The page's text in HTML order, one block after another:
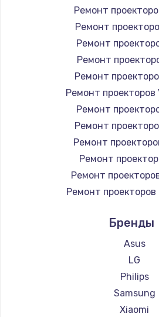
Ремонт
Ремонт
Ремонт
Ремонт
Ремонт
Ремонт проекторов
Ремонт
Ремонт
Ремонт
Ремонт
Ремонт
Ремонт проекторов
Ремонт
Ремонт
Ремонт
Ремонт
Ремонт
Ремонт
Бренды
Asus
LG
Philips
Samsung
Xiaomi